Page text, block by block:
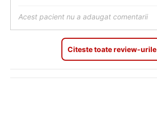
Acest pacient nu a adaugat comentarii
Citeste toate review-urile